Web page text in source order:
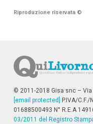
Riproduzione riservata ©
© 2011-2018 Gisa snc –
[email protected]
P.IVA/
01688500493 N° R.E.A
03/2011 del Registro